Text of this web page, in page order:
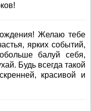
Желаю тебе
ярких событий,
балуй себя,
Будь всегда такой
красивой и